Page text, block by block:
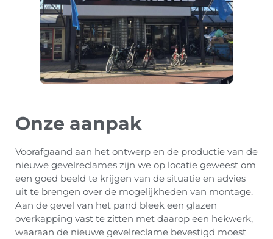
Onze aanpak
Voorafgaand aan het ontwerp en de productie van de
nieuwe gevelreclames zijn we op locatie geweest om
een goed beeld te krijgen van de situatie en advies
uit te brengen over de mogelijkheden van montage.
Aan de gevel van het pand bleek een glazen
overkapping vast te zitten met daarop een hekwerk,
waaraan de nieuwe gevelreclame bevestigd moest